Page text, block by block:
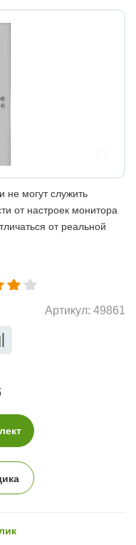
могут служить
от настроек монитора
от реальной
Артикул: 49861